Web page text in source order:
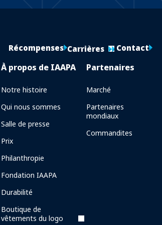
Récompenses Carrières Contact
À propos de IAAPA
Notre histoire
Qui nous sommes
Salle de presse
Prix
Philanthropie
Fondation IAAPA
Durabilité
Boutique de
vêtements du logo
Partenaires
Marché
Partenaires
mondiaux
Commandites